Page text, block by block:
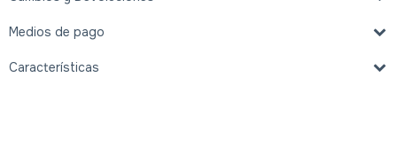
Medios de pago
Características